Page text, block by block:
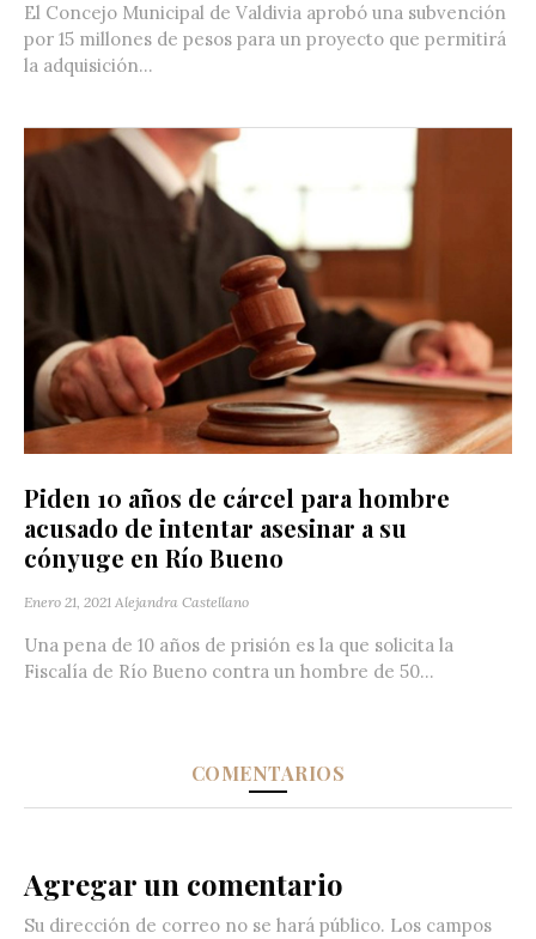
El Concejo Municipal de Valdivia aprobó una subvención
por 15 millones de pesos para un proyecto que permitirá
la adquisición...
Piden 10 años de cárcel para hombre
acusado de intentar asesinar a su
cónyuge en Río Bueno
Enero 21, 2021 Alejandra Castellano
Una pena de 10 años de prisión es la que solicita la
Fiscalía de Río Bueno contra un hombre de 50...
COMENTARIOS
Agregar un comentario
Su dirección de correo no se hará público. Los campos